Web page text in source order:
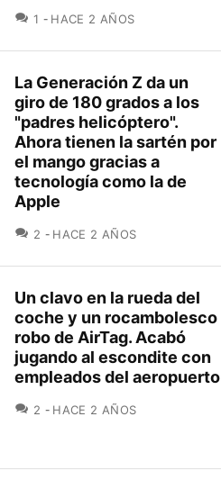
1 COMENTARIOS
HACE 2 AÑOS
La Generación Z da un
giro de 180 grados a los
"padres helicóptero".
Ahora tienen la sartén por
el mango gracias a
tecnología como la de
Apple
2 COMENTARIOS
HACE 2 AÑOS
Un clavo en la rueda del
coche y un rocambolesco
robo de AirTag. Acabó
jugando al escondite con
empleados del aeropuerto
2 COMENTARIOS
HACE 2 AÑOS